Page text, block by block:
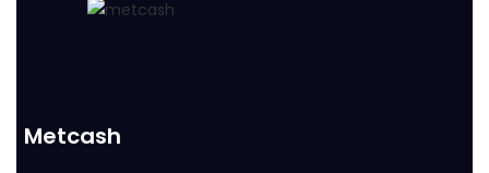
Metcash